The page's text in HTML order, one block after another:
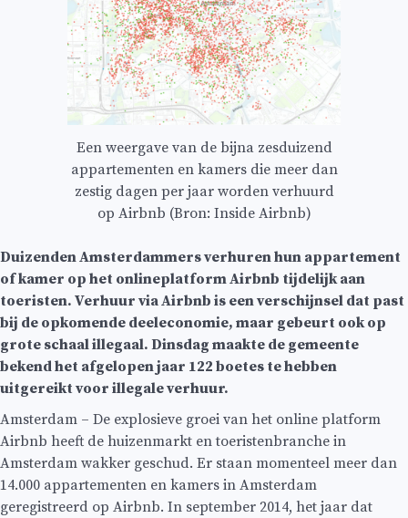
Een weergave van de bijna zesduizend
appartementen en kamers die meer dan
zestig dagen per jaar worden verhuurd
op Airbnb (Bron: Inside Airbnb)
Duizenden Amsterdammers verhuren hun appartement
of kamer op het onlineplatform Airbnb tijdelijk aan
toeristen. Verhuur via Airbnb is een verschijnsel dat past
bij de opkomende deeleconomie, maar gebeurt ook op
grote schaal illegaal. Dinsdag maakte de gemeente
bekend het afgelopen jaar 122 boetes te hebben
uitgereikt voor illegale verhuur.
Amsterdam – De explosieve groei van het online platform
Airbnb heeft de huizenmarkt en toeristenbranche in
Amsterdam wakker geschud. Er staan momenteel meer dan
14.000 appartementen en kamers in Amsterdam
geregistreerd op Airbnb. In september 2014, het jaar dat